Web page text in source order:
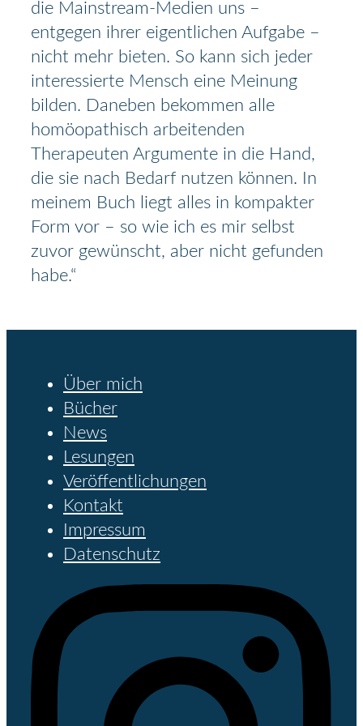
die Mainstream-Medien uns –
entgegen ihrer eigentlichen Aufgabe –
nicht mehr bieten. So kann sich jeder
interessierte Mensch eine Meinung
bilden. Daneben bekommen alle
homöopathisch arbeitenden
Therapeuten Argumente in die Hand,
die sie nach Bedarf nutzen können. In
meinem Buch liegt alles in kompakter
Form vor – so wie ich es mir selbst
zuvor gewünscht, aber nicht gefunden
habe.“
Über mich
Bücher
News
Lesungen
Veröffentlichungen
Kontakt
Impressum
Datenschutz